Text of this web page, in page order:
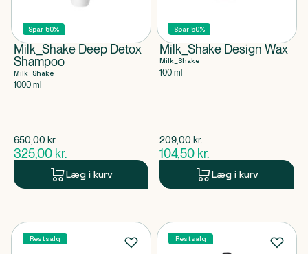
Spar 50%
Milk_Shake Deep Detox
Shampoo
Milk_Shake
1000 ml
$gammel pris
650,00kr.
Spar 325,00 kr.
$nuværende pris
325,00 kr.
Læg i kurv
Spar 50%
Milk_Shake Design Wax
Milk_Shake
100 ml
$gammel pris
209,00kr.
Spar 104,50 kr.
$nuværende pris
104,50 kr.
Læg i kurv
Restsalg Restsalg